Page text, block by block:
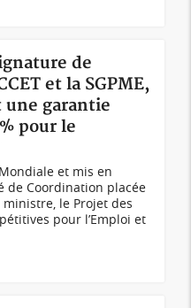
de
et la SGPME,
une garantie
pour le
et mis en
de Coordination placée
le Projet des
pour l’Emploi et